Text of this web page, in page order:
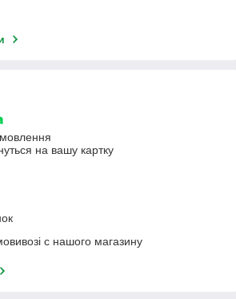
на вашу картку
c нашого магазину